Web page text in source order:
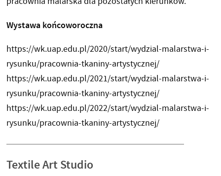
Wystawa końcoworoczna
https://wk.uap.edu.pl/2020/start/wydzial-malarstwa-i-
rysunku/pracownia-tkaniny-artystycznej/
https://wk.uap.edu.pl/2021/start/wydzial-malarstwa-i-
rysunku/pracownia-tkaniny-artystycznej/
https://wk.uap.edu.pl/2022/start/wydzial-malarstwa-i-
rysunku/pracownia-tkaniny-artystycznej/
Textile Art Studio